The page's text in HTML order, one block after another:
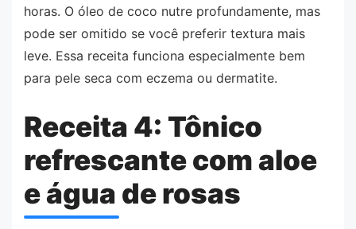
horas. O óleo de coco nutre profundamente, mas
pode ser omitido se você preferir textura mais
leve. Essa receita funciona especialmente bem
para pele seca com eczema ou dermatite.
Receita 4: Tônico
refrescante com aloe
e água de rosas